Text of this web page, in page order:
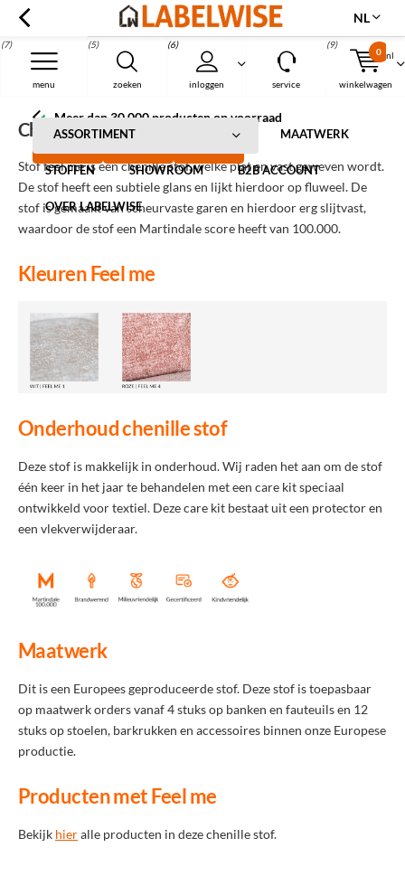
nl
zoeken
(5)
inloggen
(6)
menu
(7)
service winkelwagen
0
(9)
Menu
NL
Meer dan 30.000 producten op voorraad
ASSORTIMENT MAATWERK
STOFFEN SHOWROOM B2B ACCOUNT
OVER LABELWISE
Chenille stof Feel me
Stof feel me is een chenille stof, welke plat en vast geweven wordt.
De stof heeft een subtiele glans en lijkt hierdoor op fluweel. De
stof is gemaakt van scheurvaste garen en hierdoor erg slijtvast,
waardoor de stof een Martindale score heeft van 100.000.
Kleuren Feel me
Onderhoud chenille stof
Deze stof is makkelijk in onderhoud. Wij raden het aan om de stof
één keer in het jaar te behandelen met een care kit speciaal
ontwikkeld voor textiel. Deze care kit bestaat uit een protector en
een vlekverwijderaar.
Maatwerk
Dit is een Europees geproduceerde stof. Deze stof is toepasbaar
op maatwerk orders vanaf 4 stuks op banken en fauteuils en 12
stuks op stoelen, barkrukken en accessoires binnen onze Europese
productie.
Producten met Feel me
Bekijk hieralle producten in deze chenille stof.